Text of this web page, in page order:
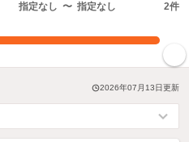
指定なし 〜 指定なし 2件
2026年07月13日更新